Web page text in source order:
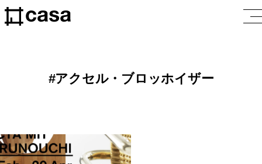
アクセル・ブロッホイザー